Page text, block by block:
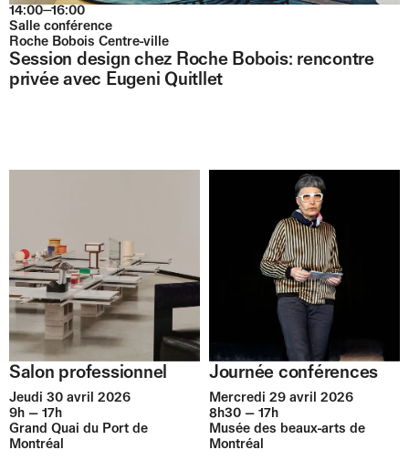
14:00⏤16:00
Salle conférence
Roche Bobois Centre-ville
Session design chez Roche Bobois: rencontre
privée avec Eugeni Quitllet
Salon professionnel
Jeudi 30 avril 2026
9h — 17h
Grand Quai du Port de
Montréal
Journée conférences
Mercredi 29 avril 2026
8h30 — 17h
Musée des beaux-arts de
Montréal